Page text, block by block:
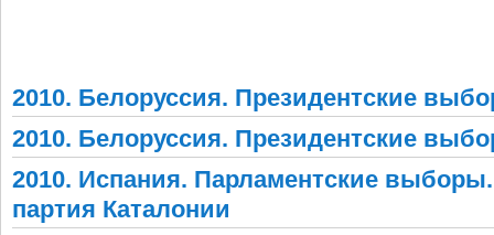
2010. Белоруссия. Президентские
2010. Белоруссия. Президентские
2010. Испания. Парламентские
партия Каталонии